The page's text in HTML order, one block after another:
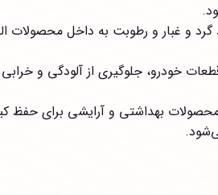
و غبار و رطوبت به داخل محصولات
خودرو، جلوگیری از آلودگی و
محصولات بهداشتی و آرایشی برای حفظ